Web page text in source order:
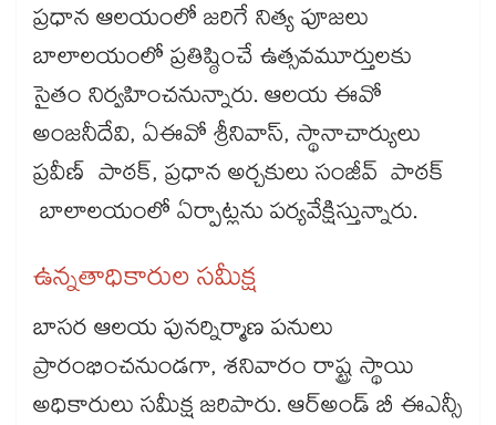
ప్రధాన ఆలయంలో జరిగే నిత్య పూజలు
బాలాలయంలో ప్రతిష్ఠించే ఉత్సవమూర్తులకు
సైతం నిర్వహించనున్నారు. ఆలయ ఈవో
అంజనీదేవి, ఏఈవో శ్రీనివాస్, స్థానాచార్యులు
ప్రవీణ్ పాఠక్, ప్రధాన అర్చకులు సంజీవ్ పాఠక్
బాలాలయంలో ఏర్పాట్లను పర్యవేక్షిస్తున్నారు.
ఉన్నతాధికారుల సమీక్ష
బాసర ఆలయ పునర్నిర్మాణ పనులు
ప్రారంభించనుండగా, శనివారం రాష్ట్ర స్థాయి
అధికారులు సమీక్ష జరిపారు. ఆర్అండ్ బీ ఈఎన్సీ